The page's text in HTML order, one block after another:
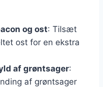
og ost: Tilsæt
ost for en ekstra
af grøntsager:
af grøntsager